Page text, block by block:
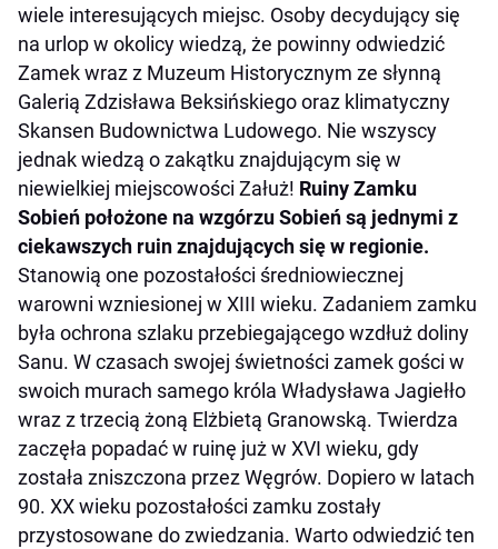
wiele interesujących miejsc. Osoby decydujący się
na urlop w okolicy wiedzą, że powinny odwiedzić
Zamek wraz z Muzeum Historycznym ze słynną
Galerią Zdzisława Beksińskiego oraz klimatyczny
Skansen Budownictwa Ludowego. Nie wszyscy
jednak wiedzą o zakątku znajdującym się w
niewielkiej miejscowości Załuż! Ruiny Zamku
Sobień położone na wzgórzu Sobień są jednymi z
ciekawszych ruin znajdujących się w regionie.
Stanowią one pozostałości średniowiecznej
warowni wzniesionej w XIII wieku. Zadaniem zamku
była ochrona szlaku przebiegającego wzdłuż doliny
Sanu. W czasach swojej świetności zamek gości w
swoich murach samego króla Władysława Jagiełło
wraz z trzecią żoną Elżbietą Granowską. Twierdza
zaczęła popadać w ruinę już w XVI wieku, gdy
została zniszczona przez Węgrów. Dopiero w latach
90. XX wieku pozostałości zamku zostały
przystosowane do zwiedzania. Warto odwiedzić ten